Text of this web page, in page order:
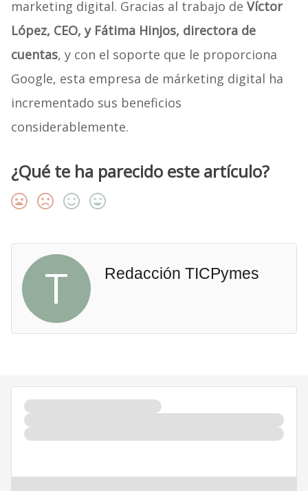
marketing digital. Gracias al trabajo de Víctor
López, CEO, y Fátima Hinjos, directora de
cuentas, y con el soporte que le proporciona
Google, esta empresa de márketing digital ha
incrementado sus beneficios
considerablemente.
¿Qué te ha parecido este artículo?
T Redacción TICPymes